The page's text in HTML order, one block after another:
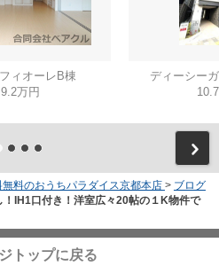
ィオーレB棟
9.2万円
ディーシー
料のおうちパラダイス京都本店 > ブログ
！IH1口付き！洋室広々20帖の１K物件で
トップに戻る